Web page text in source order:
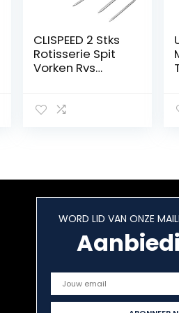
CLISPEED 2 Stks
Rotisserie Spit
Vorken Rvs
Grill Spit Staven
WORD LID VAN ONZE